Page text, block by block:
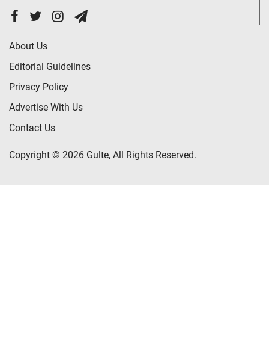
About Us
Editorial Guidelines
Privacy Policy
Advertise With Us
Contact Us
Copyright © 2026 Gulte, All Rights Reserved.